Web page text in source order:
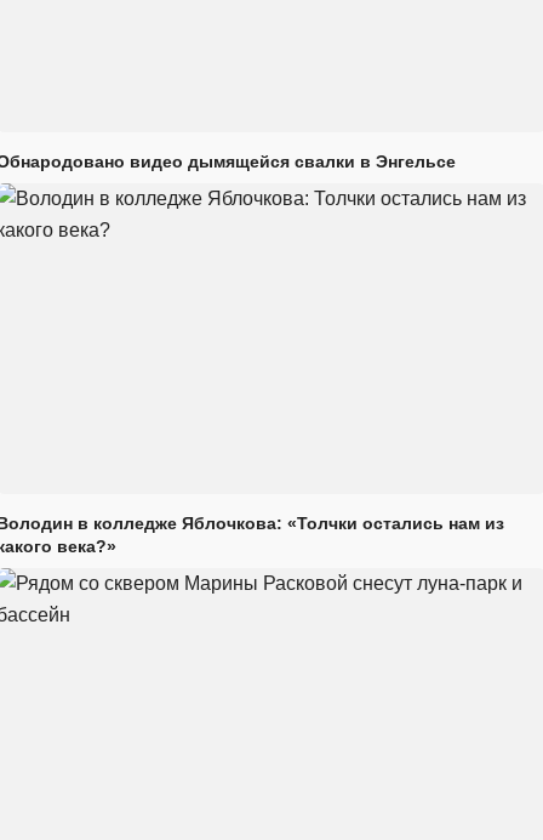
видео дымящейся свалки в Энгельсе
в колледже Яблочкова: «Толчки остались нам из
века?»